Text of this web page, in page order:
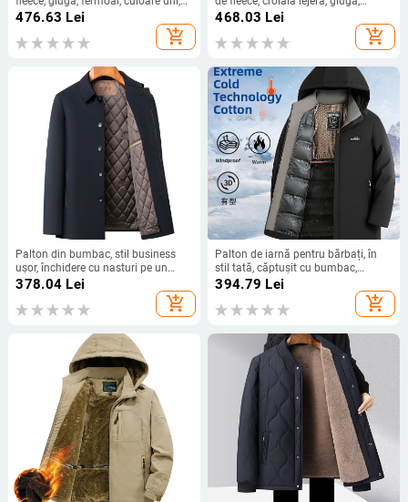
lungime medie
476.63 Lei
add_shopping_cart
fermoar, antivânt pentru iarnă
468.03 Lei
add_shopping_cart
Palton din bumbac, stil business
ușor, închidere cu nasturi pe un
rând, țesătură îngroșată, rever
378.04 Lei
add_shopping_cart
Palton de iarnă pentru bărbați, în
stil tată, căptușit cu bumbac,
croială lejeră, lungime medie, cu
glugă detașabilă, stil business
casual
394.79 Lei
add_shopping_cart